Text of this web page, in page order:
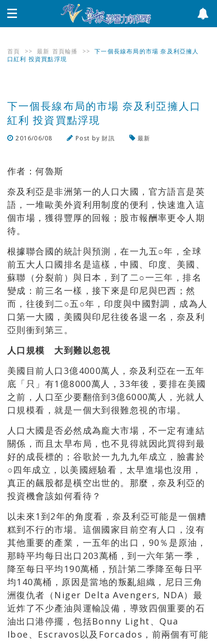
首頁 >> 最新 首頁輪播 >>
下一個長線布局的市場 奈及利亞擁人
口紅利 投資買點浮現
下一個長線布局的市場 奈及利亞擁人口
紅利 投資買點浮現
2016/06/08 Post by 財訊
最新
作者：何魯斯
奈及利亞是非洲第一的人口大國，官方語言是英
語，一堆歐美外資利用制度的便利，快速進入這
個市場，獲得豐厚的回報；股市報酬率更令人期
待。
根據聯合國的統計與預測，在一九五○年，全球
前五大人口國排名是這樣，中國、印度、美國、
蘇聯（分裂前）與日本，到了二○一三年，排名
變成：前三名一樣，接下來是印尼與巴西；然
而，往後到二○五○年，印度與中國對調，成為人
口第一大國，美國與印尼往後各退一名，奈及利
亞則衝到第三。
人口規模 大到難以忽視
美國目前人口3億4000萬人，奈及利亞在一五年
底「只」有1億8000萬人，33年後，要排在美國
之前，人口至少要翻倍到3億6000萬人，光就人
口規模看，就是一個大到很難忽視的市場。
人口大國是否必然成為龐大市場，不一定有連結
關係，而且太早布局，也不見得就因此買得到最
好的成長標的；谷歌於一九九九年成立，臉書於
○四年成立，以美國經驗看，太早進場也沒用，
真正的飆股都是橫空出世的。那麼，奈及利亞的
投資機會該如何看待？
以未來1到2年的角度看，奈及利亞可能是一個糟
糕到不行的市場。這個國家目前空有人口，沒有
其他重要的產業，一五年的出口，90％是原油，
那時平均每日出口203萬桶，到一六年第一季，
降至每日平均190萬桶，預計第二季降至每日平
均140萬桶，原因是當地的叛亂組織，尼日三角
洲復仇者（Niger Delta Avengers, NDA）最
近炸了不少產油與運輸設備，導致四個重要的石
油出口港停擺，包括Bonny Light、Qua
Iboe、Escravos以及Forcados，前兩個有可能